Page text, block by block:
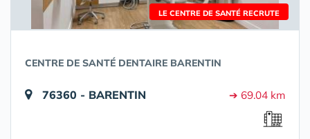
LE CENTRE DE SANTÉ RECRUTE
CENTRE DE SANTÉ DENTAIRE BARENTIN
76360 - BARENTIN ➔ 69.04 km